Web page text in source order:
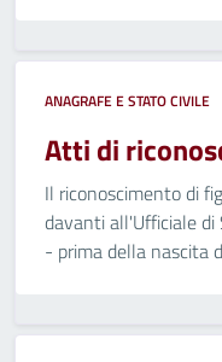
ANAGRAFE E STATO CIVILE
Atti di
Il riconoscimento di
davanti all'Ufficiale di
- prima della nascita